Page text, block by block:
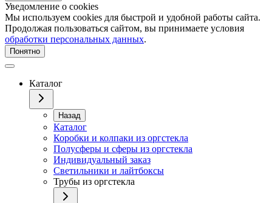
Уведомление о cookies
Мы используем cookies для быстрой и удобной работы сайта.
Продолжая пользоваться сайтом, вы принимаете условия
обработки персональных данных.
Понятно
Каталог
Назад
Каталог
Коробки и колпаки из оргстекла
Полусферы и сферы из оргстекла
Индивидуальный заказ
Светильники и лайтбоксы
Трубы из оргстекла